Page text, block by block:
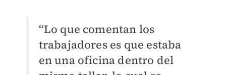
“Lo que comentan los
trabajadores es que estaba
en una oficina dentro del